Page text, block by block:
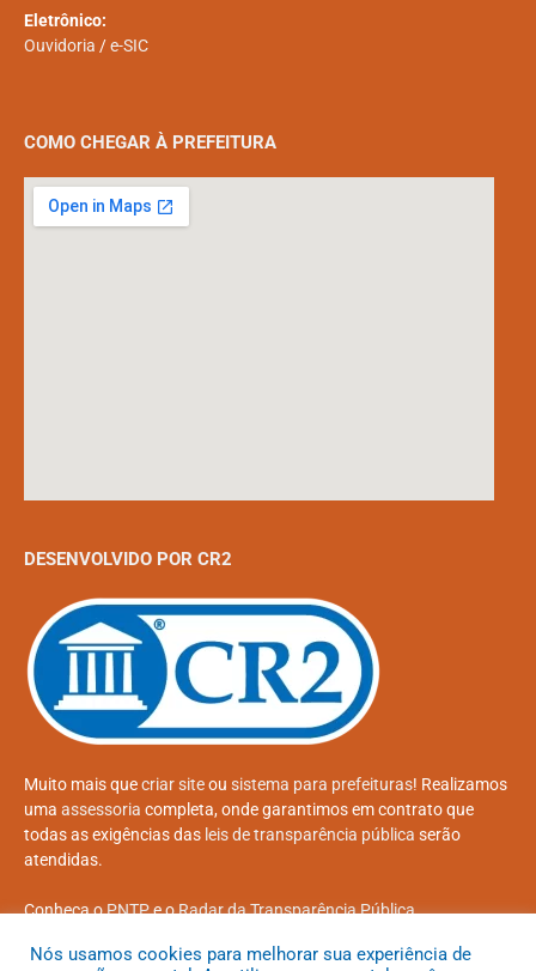
Eletrônico:
Ouvidoria /e-SIC
COMO CHEGAR À PREFEITURA
DESENVOLVIDO POR CR2
Muito mais quecriar siteou sistema para prefeituras! Realizamos
uma assessoria completa, onde garantimos em contrato que
todas as exigências das leis de transparência pública serão
atendidas.
Conheça oPNTPe oRadar da Transparência Pública
Nós usamos cookies para melhorar sua experiência de